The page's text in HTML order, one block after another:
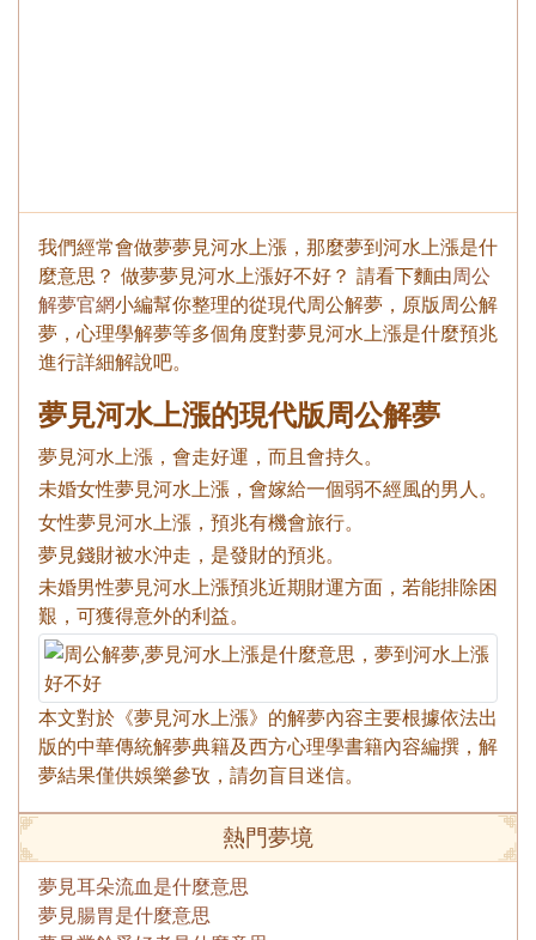
我們經常會做夢夢見河水上漲，那麼夢到河水上漲是什
麼意思？ 做夢夢見河水上漲好不好？ 請看下麵由周公
解夢官網小編幫你整理的從現代周公解夢，原版周公解
夢，心理學解夢等多個角度對夢見河水上漲是什麼預兆
進行詳細解說吧。
夢見河水上漲的現代版周公解夢
夢見河水上漲，會走好運，而且會持久。
未婚女性夢見河水上漲，會嫁給一個弱不經風的男人。
女性夢見河水上漲，預兆有機會旅行。
夢見錢財被水沖走，是發財的預兆。
未婚男性夢見河水上漲預兆近期財運方面，若能排除困
艱，可獲得意外的利益。
本文對於《夢見河水上漲》的解夢內容主要根據依法出
版的中華傳統解夢典籍及西方心理學書籍內容編撰，解
夢結果僅供娛樂參攷，請勿盲目迷信。
熱門夢境
夢見耳朵流血是什麼意思
夢見腸胃是什麼意思